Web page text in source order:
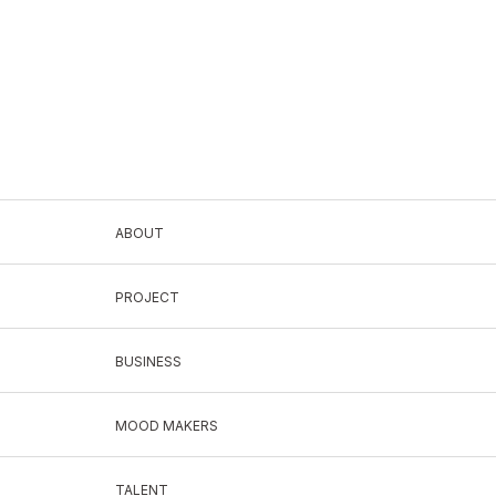
ABOUT
PROJECT
BUSINESS
MOOD MAKERS
TALENT